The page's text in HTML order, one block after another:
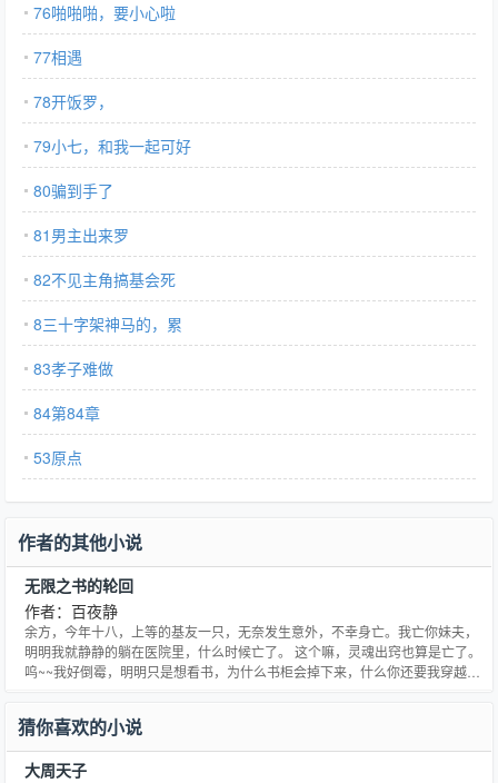
76啪啪啪，要小心啦
77相遇
78开饭罗，
79小七，和我一起可好
80骗到手了
81男主出来罗
82不见主角搞基会死
8三十字架神马的，累
83孝子难做
84第84章
53原点
作者的其他小说
无限之书的轮回
作者：百夜静
余方，今年十八，上等的基友一只，无奈发生意外，不幸身亡。我亡你妹夫，
明明我就静静的躺在医院里，什么时候亡了。 这个嘛，灵魂出窍也算是亡了。
呜~~我好倒霉，明明只是想看书，为什么书柜会掉下来，什么你还要我穿越，
—————————————————————————————————
猜你喜欢的小说
大周天子